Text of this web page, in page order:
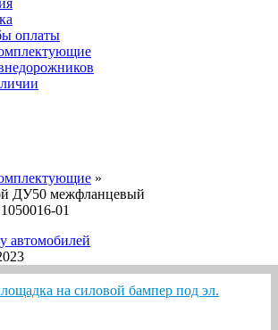
оплаты
»
ДУ50 межфланцевый
01
автомобилей